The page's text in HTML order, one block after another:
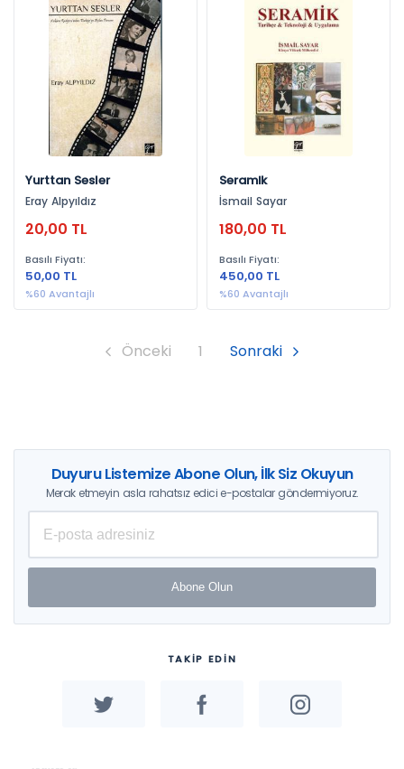
Yurttan Sesler
Eray Alpyıldız
20,00 TL
Basılı Fiyatı:
50,00 TL
%60 Avantajlı
Seramik
İsmail Sayar
180,00 TL
Basılı Fiyatı:
450,00 TL
%60 Avantajlı
Önceki 1 Sonraki
Duyuru Listemize Abone Olun, İlk Siz Okuyun
Merak etmeyin asla rahatsız edici e-postalar göndermiyoruz.
Abone Olun
TAKİP EDİN